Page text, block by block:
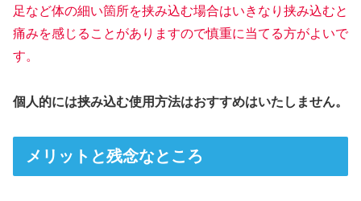
足など体の細い箇所を挟み込む場合はいきなり挟み込むと
痛みを感じることがありますので慎重に当てる方がよいで
す。
個人的には挟み込む使用方法はおすすめはいたしません。
メリットと残念なところ